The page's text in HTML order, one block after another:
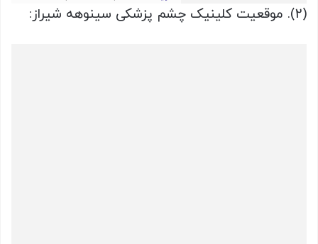
(2). موقعیت کلینیک چشم پزشکی سینوهه شیراز: